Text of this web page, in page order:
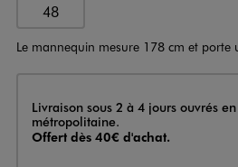
48
Le mannequin mesure 178 cm et porte
Livraison
Livraison sous 2 à 4 jours ouvrés
métropolitaine.
Offert dès 40€ d'achat.